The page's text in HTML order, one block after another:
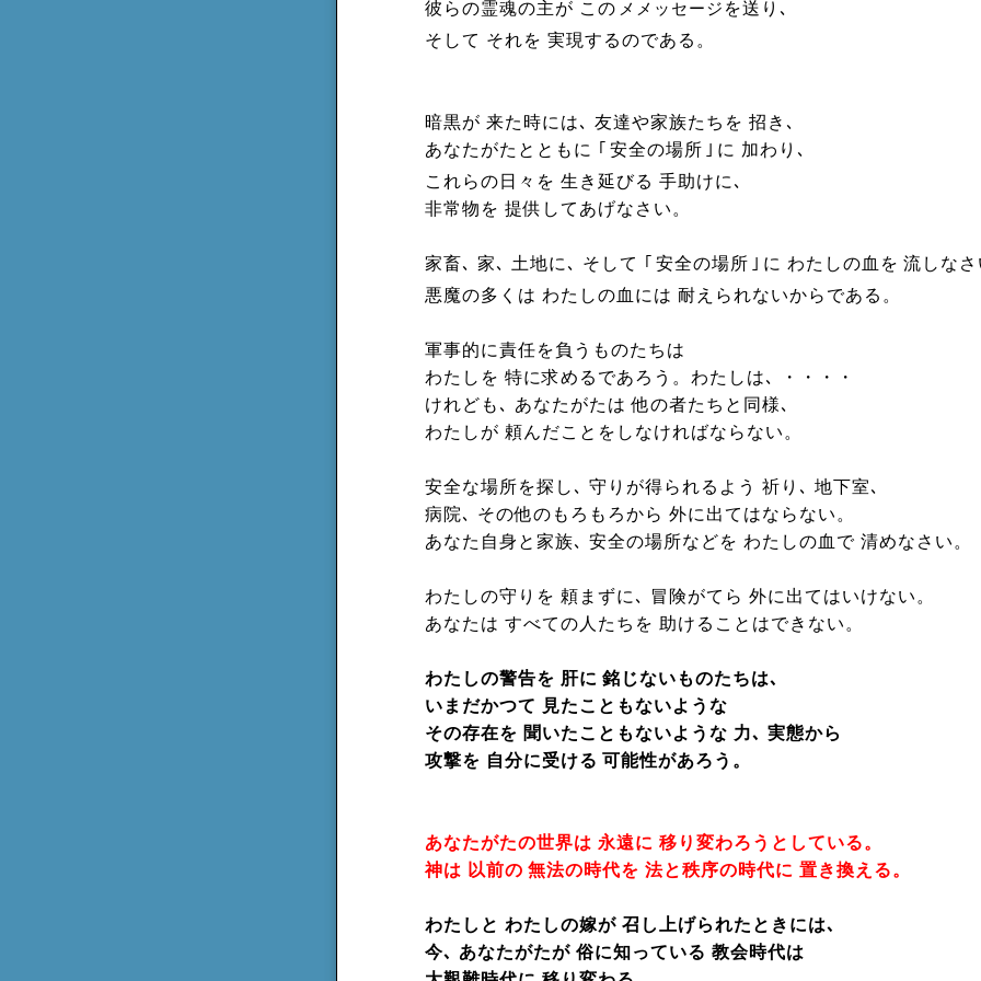
彼らの霊魂の主が この メメッセージ を送り､
そして それを 実現するのである。
暗黒が 来た時には､ 友達や家族たちを 招き､
あなたがたとともに ｢ 安全の場所 ｣ に 加わり､
これらの日々を 生き延びる 手助けに､
非常物を 提供してあげなさい。
家畜､ 家､ 土地に､ そして ｢ 安全の場所 ｣ に わたしの血を 流しな
悪魔の多くは わたしの血には 耐えられないからである。
軍事的に責任を負うものたちは
わたしを 特に求めるであろう。わたしは､ ・・・・
けれども､ あなたがたは 他の者たちと同様､
わたしが 頼んだことをしなければならない。
安全な場所を探し､ 守りが得られるよう 祈り､ 地下室､
病院､ その他のもろもろから 外に出てはならない。
あなた自身と家族､ 安全の場所などを わたしの血で 清めなさい。
わたしの守りを 頼まずに､ 冒険がてら 外に出てはいけない。
あなたは すべての人たちを 助けることはできない。
わたしの警告を 肝に 銘じないものたちは､
いまだかつて 見たこともないような
その存在を 聞いたこともないような 力､ 実態から
攻撃を 自分に受ける 可能性があろう。
あなたがたの世界は 永遠に 移り変わろうとしている。
神は 以前の 無法の時代を 法と秩序の時代に 置き換える。
わたしと わたしの嫁が 召し上げられたときには､
今､ あなたがたが 俗に知っている 教会時代は